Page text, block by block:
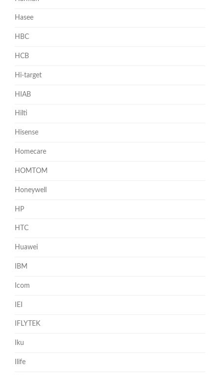
Hasee
HBC
HCB
Hi-target
HIAB
Hilti
Hisense
Homecare
HOMTOM
Honeywell
HP
HTC
Huawei
IBM
Icom
IEI
IFLYTEK
Iku
Ilife